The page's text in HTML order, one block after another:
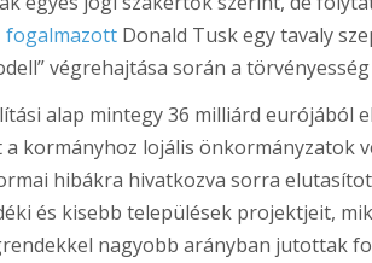
fogalmazottDonald Tusk egy tavaly
végrehajtása során a
alap mintegy 36 milliárd eurójából
a kormányhoz lojális önkormányzatok
hibákra hivatkozva sorra
és kisebb települések projektjeit,
nagyobb arányban jutottak